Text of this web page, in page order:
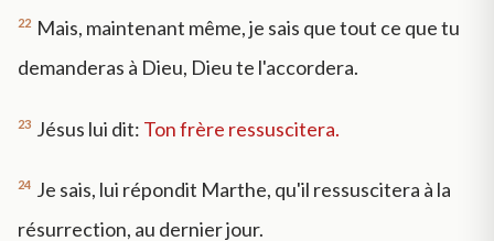
22 Mais, maintenant même, je sais que tout ce que tu
demanderas à Dieu, Dieu te l'accordera.
23 Jésus lui dit: Ton frère ressuscitera.
24 Je sais, lui répondit Marthe, qu'il ressuscitera à la
résurrection, au dernier jour.